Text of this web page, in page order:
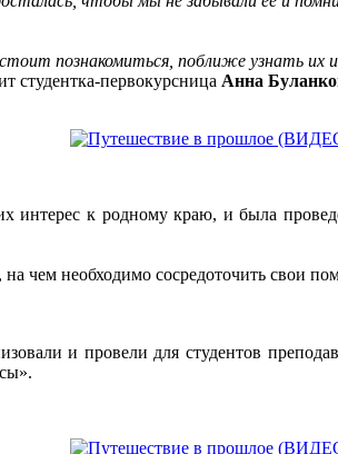
познакомиться, поближе узнать их
студентка-первокурсница Анна
интерес к родному краю, и была
чем необходимо сосредоточить свои
и провели для студентов